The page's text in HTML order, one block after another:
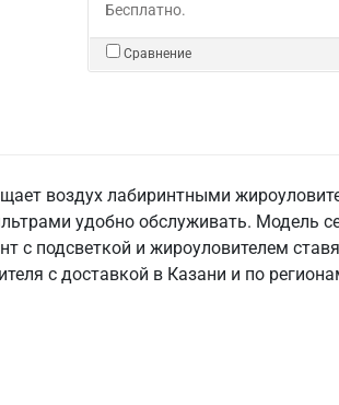
Бесплатно.
Сравнение
воздух лабиринтными
удобно обслуживать. Модель
с подсветкой и жироуловителем
с доставкой в Казани и по